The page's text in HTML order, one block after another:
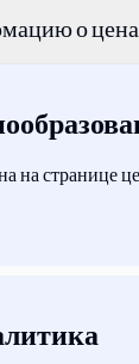
о
на странице